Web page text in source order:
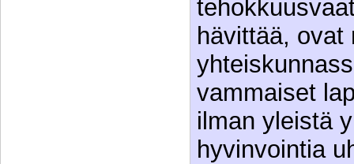
hävittää,
vammaiset
ilman yleistä
hyvinvointia